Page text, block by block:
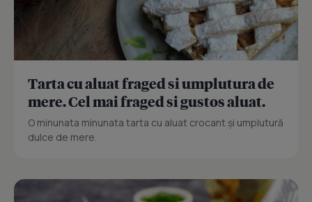
Tarta cu aluat fraged si umplutura de
mere. Cel mai fraged si gustos aluat.
O minunata minunata tarta cu aluat crocant și umplutură
dulce de mere.